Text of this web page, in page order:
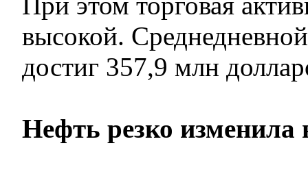
высокой.
достиг 357,9 млн
Нефть резко изменила